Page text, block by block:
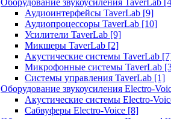
Оборудование звукоусиления TaverLab
Аудиоинтерфейсы TaverLab [9]
Аудиопроцессоры TaverLab [10]
Усилители TaverLab [9]
Микшеры TaverLab [2]
Акустические системы TaverLab
Микрофонные системы TaverLab
Системы управления TaverLab [1]
Оборудование звукоусиления Electro-
Акустические системы Electro-
Сабвуферы Electro-Voice [8]